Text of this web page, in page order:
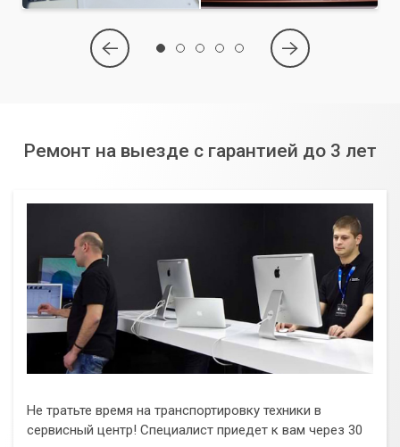
Ремонт на выезде с гарантией до 3 лет
Не тратьте время на транспортировку техники в
сервисный центр! Специалист приедет к вам через 30